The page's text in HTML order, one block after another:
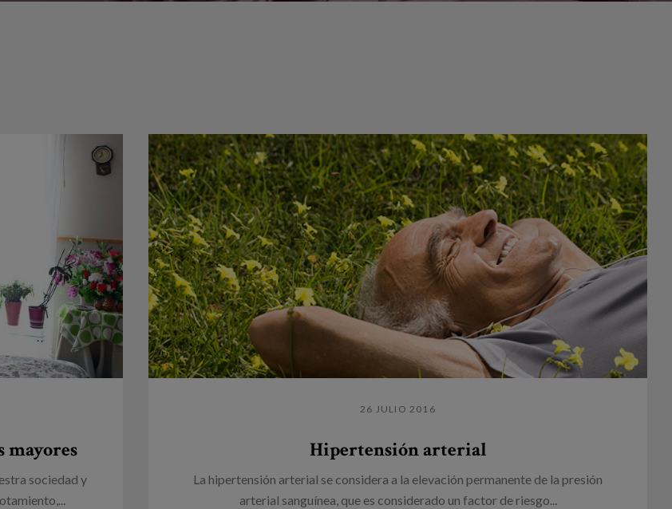
mayores
sociedad y
26 JULIO 2016
Hipertensión arterial
La hipertensión arterial se considera a la elevación permanente de la presión
arterial sanguínea, que es considerado un factor de riesgo...